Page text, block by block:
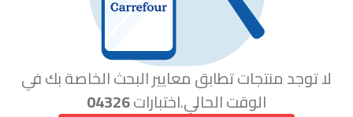
لا توجد منتجات تطابق معايير البحث الخاصة بك في
الوقت الحالي.اختبارات04326